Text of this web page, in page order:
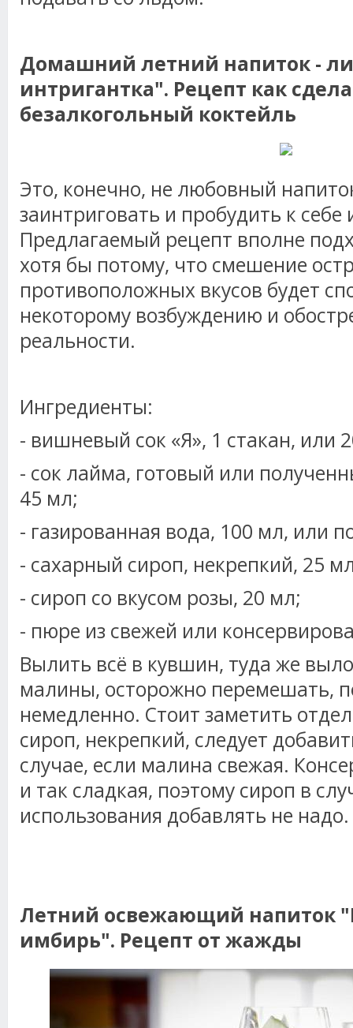
Домашний летний напиток -
интригантка". Рецепт как
безалкогольный коктейль
Это, конечно, не любовный
заинтриговать и пробудить к себе
Предлагаемый рецепт вполне
хотя бы потому, что смешение
противоположных вкусов будет
некоторому возбуждению и
реальности.
Ингредиенты:
- вишневый сок «Я», 1 стакан, или
- сок лайма, готовый или
45 мл;
- газированная вода, 100 мл, или
- сахарный сироп, некрепкий, 25
- сироп со вкусом розы, 20 мл;
- пюре из свежей или
Вылить всё в кувшин, туда же
малины, осторожно перемешать,
немедленно. Стоит заметить
сироп, некрепкий, следует
случае, если малина свежая.
и так сладкая, поэтому сироп в
использования добавлять не надо.
Летний освежающий напиток
имбирь". Рецепт от жажды